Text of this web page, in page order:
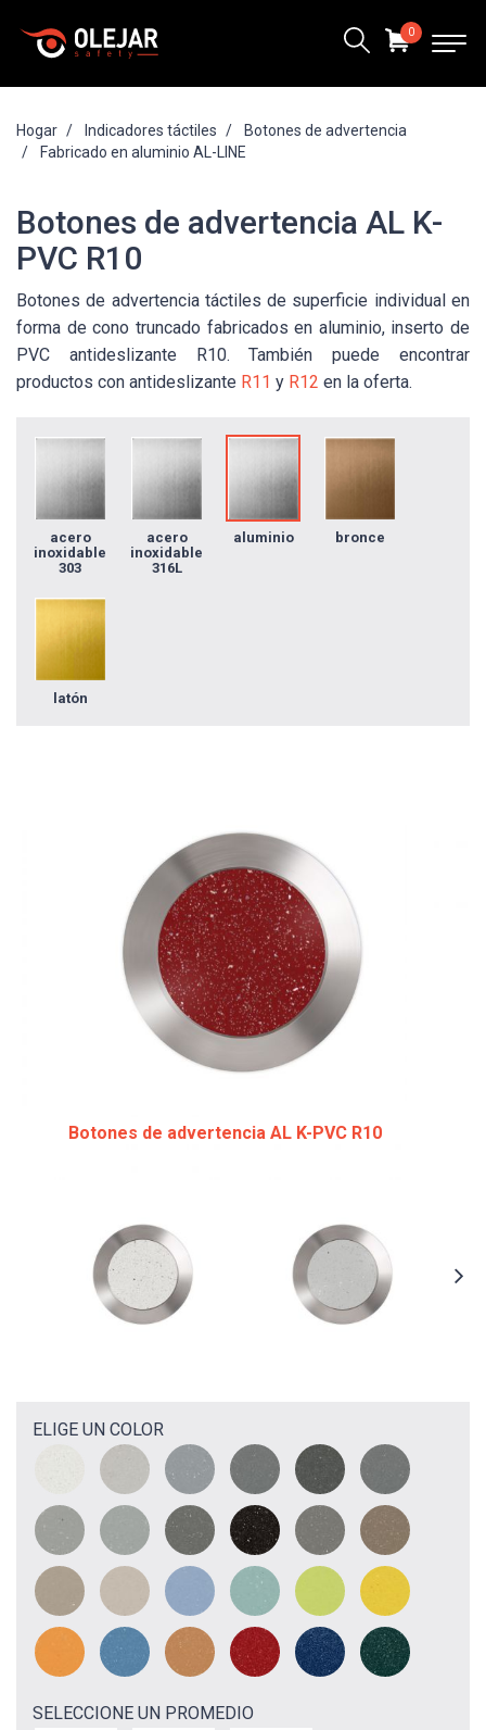
Hogar Indicadores táctiles
Botones de advertencia
Fabricado en aluminio AL-LINE
Botones de advertencia AL K-
PVC R10
Botones de advertencia táctiles de superficie individual en
forma de cono truncado fabricados en aluminio, inserto de
PVC antideslizante R10. También puede encontrar
productos con antideslizante R11 y R12 en la oferta.
acero
inoxidable
303
acero
inoxidable
316L
aluminio bronce
latón
Botones de advertencia AL K-PVC R10
ELIGE UN COLOR
SELECCIONE UN PROMEDIO
0